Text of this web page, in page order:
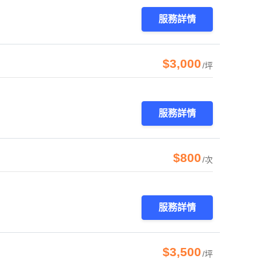
服務詳情
$3,000/坪
服務詳情
$800/次
服務詳情
$3,500/坪